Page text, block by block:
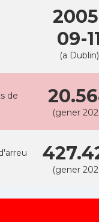
09-
(a Dublin)
de
(gener
(gener